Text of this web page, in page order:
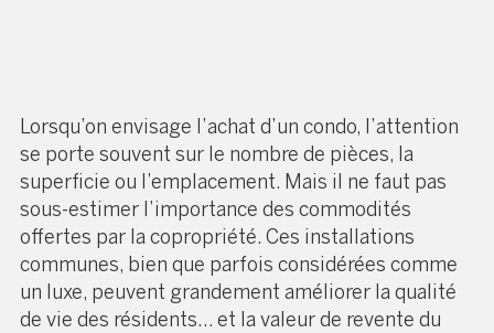
Lorsqu’on envisage l’achat d’un condo, l’attention
se porte souvent sur le nombre de pièces, la
superficie ou l’emplacement. Mais il ne faut pas
sous-estimer l’importance des commodités
offertes par la copropriété. Ces installations
communes, bien que parfois considérées comme
un luxe, peuvent grandement améliorer la qualité
de vie des résidents… et la valeur de revente du